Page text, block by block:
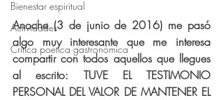
Bienestar espiritual
Actividades
Crítica poética gastronómica
Anoche (3 de junio de 2016) me pasó
algo muy interesante que me interesa
compartir con todos aquellos que llegues
al escrito: TUVE EL TESTIMONIO
PERSONAL DEL VALOR DE MANTENER EL